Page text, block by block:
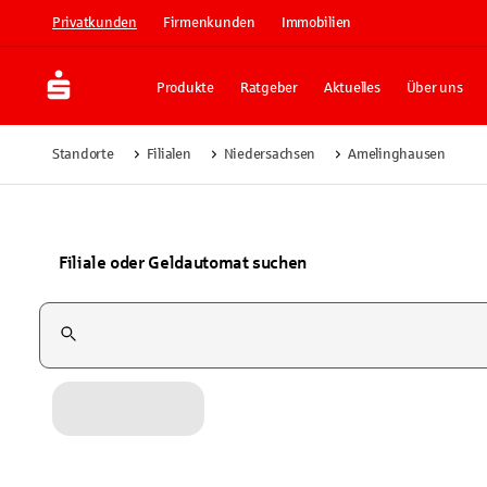
Privatkunden Firmenkunden Immobilien
Produkte Ratgeber Aktuelles Über uns
Standorte Filialen Niedersachsen Amelinghausen
Filiale oder Geldautomat suchen
Suchfeld